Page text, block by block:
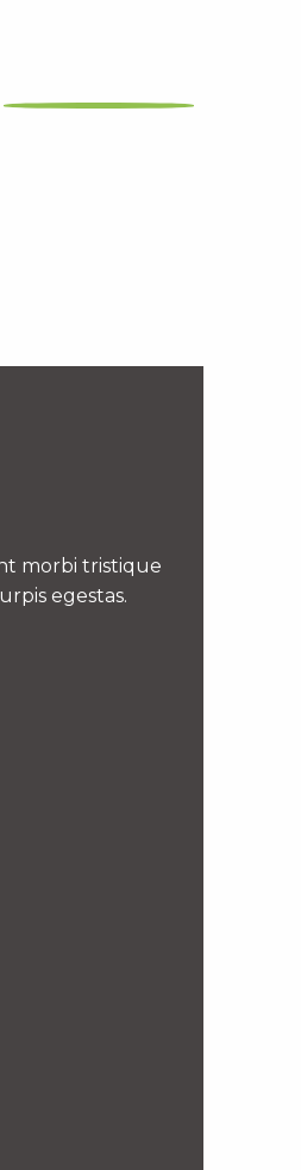
morbi tristique
egestas.